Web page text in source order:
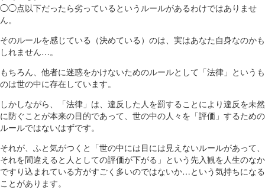
◯◯点以下だったら劣っているというルールがあるわけではありませ
ん。
そのルールを感じている（決めている）のは、実はあなた自身なのかも
しれません…。
もちろん、他者に迷惑をかけないためのルールとして「法律」というも
のは世の中に存在しています。
しかしながら、「法律」は、違反した人を罰することにより違反を未然
に防ぐことが本来の目的であって、世の中の人々を「評価」するための
ルールではないはずです。
それが、ふと気がつくと「世の中には目には見えないルールがあって、
それを間違えると人としての評価が下がる」という先入観を人生のなか
ですり込まれている方がすごく多いのではないか…という気持ちになる
ことがあります。